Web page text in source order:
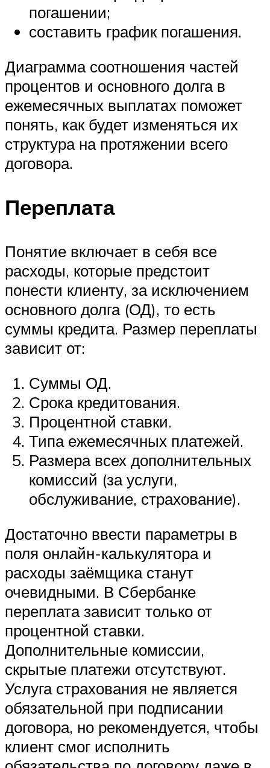
погашении;
составить график погашения.
Диаграмма соотношения частей
процентов и основного долга в
ежемесячных выплатах поможет
понять, как будет изменяться их
структура на протяжении всего
договора.
Переплата
Понятие включает в себя все
расходы, которые предстоит
понести клиенту, за исключением
основного долга (ОД), то есть
суммы кредита. Размер переплаты
зависит от:
Суммы ОД.
Срока кредитования.
Процентной ставки.
Типа ежемесячных платежей.
Размера всех дополнительных
комиссий (за услуги,
обслуживание, страхование).
Достаточно ввести параметры в
поля онлайн-калькулятора и
расходы заёмщика станут
очевидными. В Сбербанке
переплата зависит только от
процентной ставки.
Дополнительные комиссии,
скрытые платежи отсутствуют.
Услуга страхования не является
обязательной при подписании
договора, но рекомендуется, чтобы
клиент смог исполнить